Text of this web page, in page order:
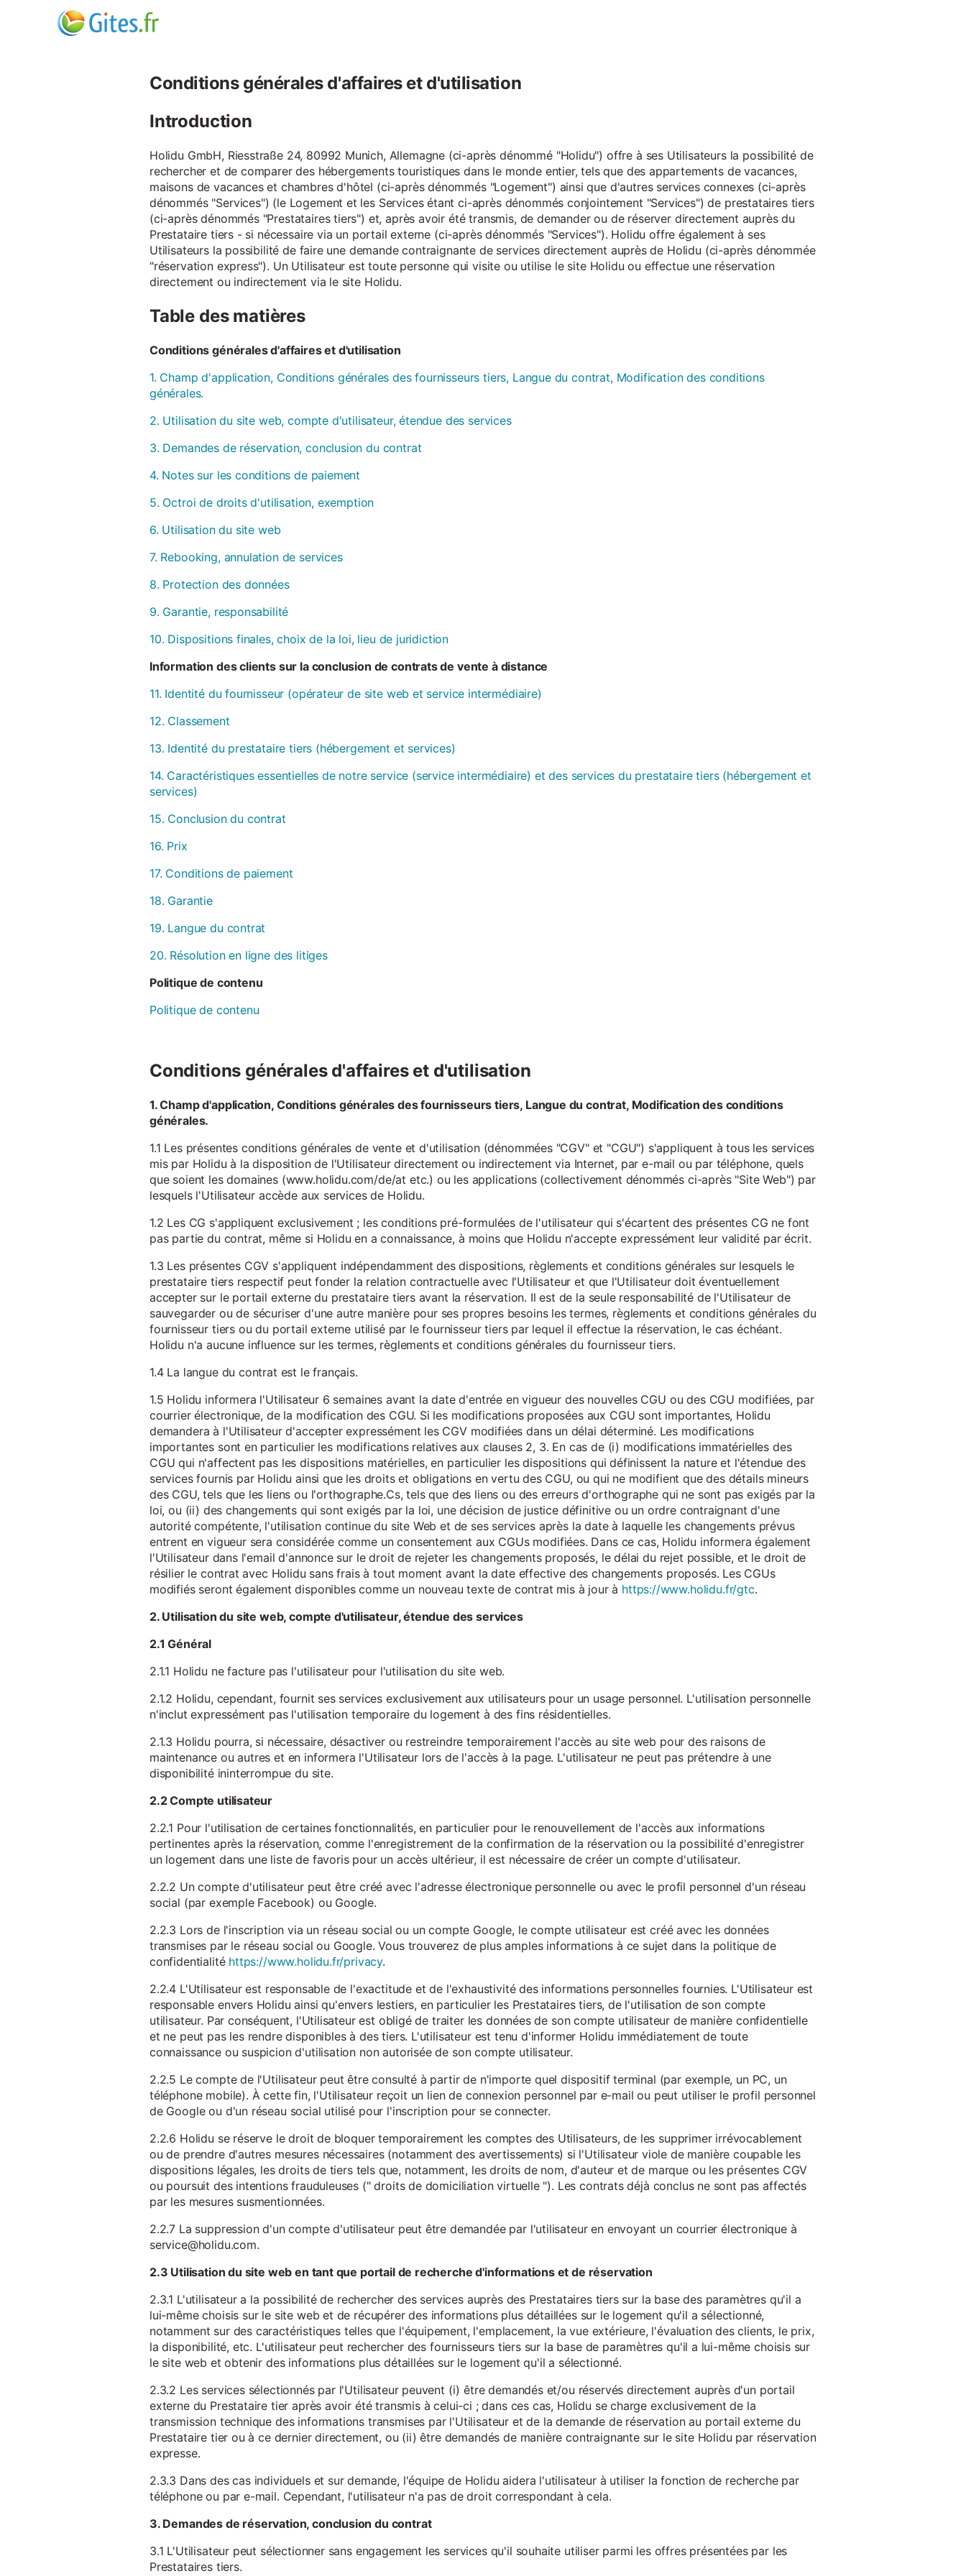
Conditions générales d'affaires et d'utilisation
Introduction
Holidu GmbH, Riesstraße 24, 80992 Munich, Allemagne (ci-après dénommé "Holidu") offre à ses Utilisateurs la possibilité de
rechercher et de comparer des hébergements touristiques dans le monde entier, tels que des appartements de vacances,
maisons de vacances et chambres d'hôtel (ci-après dénommés "Logement") ainsi que d'autres services connexes (ci-après
dénommés "Services") (le Logement et les Services étant ci-après dénommés conjointement "Services") de prestataires tiers
(ci-après dénommés "Prestataires tiers") et, après avoir été transmis, de demander ou de réserver directement auprès du
Prestataire tiers - si nécessaire via un portail externe (ci-après dénommés "Services"). Holidu offre également à ses
Utilisateurs la possibilité de faire une demande contraignante de services directement auprès de Holidu (ci-après dénommée
"réservation express"). Un Utilisateur est toute personne qui visite ou utilise le site Holidu ou effectue une réservation
directement ou indirectement via le site Holidu.
Table des matières
Conditions générales d'affaires et d'utilisation
1. Champ d'application, Conditions générales des fournisseurs tiers, Langue du contrat, Modification des conditions
générales.
2. Utilisation du site web, compte d'utilisateur, étendue des services
3. Demandes de réservation, conclusion du contrat
4. Notes sur les conditions de paiement
5. Octroi de droits d'utilisation, exemption
6. Utilisation du site web
7. Rebooking, annulation de services
8. Protection des données
9. Garantie, responsabilité
10. Dispositions finales, choix de la loi, lieu de juridiction
Information des clients sur la conclusion de contrats de vente à distance
11. Identité du fournisseur (opérateur de site web et service intermédiaire)
12. Classement
13. Identité du prestataire tiers (hébergement et services)
14. Caractéristiques essentielles de notre service (service intermédiaire) et des services du prestataire tiers (hébergement et
services)
15. Conclusion du contrat
16. Prix
17. Conditions de paiement
18. Garantie
19. Langue du contrat
20. Résolution en ligne des litiges
Politique de contenu
Politique de contenu
Conditions générales d'affaires et d'utilisation
1. Champ d'application, Conditions générales des fournisseurs tiers, Langue du contrat, Modification des conditions
générales.
1.1 Les présentes conditions générales de vente et d'utilisation (dénommées "CGV" et "CGU") s'appliquent à tous les services
mis par Holidu à la disposition de l'Utilisateur directement ou indirectement via Internet, par e-mail ou par téléphone, quels
que soient les domaines (www.holidu.com/de/at etc.) ou les applications (collectivement dénommés ci-après "Site Web") par
lesquels l'Utilisateur accède aux services de Holidu.
1.2 Les CG s'appliquent exclusivement ; les conditions pré-formulées de l'utilisateur qui s'écartent des présentes CG ne font
pas partie du contrat, même si Holidu en a connaissance, à moins que Holidu n'accepte expressément leur validité par écrit.
1.3 Les présentes CGV s'appliquent indépendamment des dispositions, règlements et conditions générales sur lesquels le
prestataire tiers respectif peut fonder la relation contractuelle avec l'Utilisateur et que l'Utilisateur doit éventuellement
accepter sur le portail externe du prestataire tiers avant la réservation. Il est de la seule responsabilité de l'Utilisateur de
sauvegarder ou de sécuriser d'une autre manière pour ses propres besoins les termes, règlements et conditions générales du
fournisseur tiers ou du portail externe utilisé par le fournisseur tiers par lequel il effectue la réservation, le cas échéant.
Holidu n'a aucune influence sur les termes, règlements et conditions générales du fournisseur tiers.
1.4 La langue du contrat est le français.
1.5 Holidu informera l'Utilisateur 6 semaines avant la date d'entrée en vigueur des nouvelles CGU ou des CGU modifiées, par
courrier électronique, de la modification des CGU. Si les modifications proposées aux CGU sont importantes, Holidu
demandera à l'Utilisateur d'accepter expressément les CGV modifiées dans un délai déterminé. Les modifications
importantes sont en particulier les modifications relatives aux clauses 2, 3. En cas de (i) modifications immatérielles des
CGU qui n'affectent pas les dispositions matérielles, en particulier les dispositions qui définissent la nature et l'étendue des
services fournis par Holidu ainsi que les droits et obligations en vertu des CGU, ou qui ne modifient que des détails mineurs
des CGU, tels que les liens ou l'orthographe.Cs, tels que des liens ou des erreurs d'orthographe qui ne sont pas exigés par la
loi, ou (ii) des changements qui sont exigés par la loi, une décision de justice définitive ou un ordre contraignant d'une
autorité compétente, l'utilisation continue du site Web et de ses services après la date à laquelle les changements prévus
entrent en vigueur sera considérée comme un consentement aux CGUs modifiées. Dans ce cas, Holidu informera également
l'Utilisateur dans l'email d'annonce sur le droit de rejeter les changements proposés, le délai du rejet possible, et le droit de
résilier le contrat avec Holidu sans frais à tout moment avant la date effective des changements proposés. Les CGUs
modifiés seront également disponibles comme un nouveau texte de contrat mis à jour à https://www.holidu.fr/gtc.
2. Utilisation du site web, compte d'utilisateur, étendue des services
2.1 Général
2.1.1 Holidu ne facture pas l'utilisateur pour l'utilisation du site web.
2.1.2 Holidu, cependant, fournit ses services exclusivement aux utilisateurs pour un usage personnel. L'utilisation personnelle
n'inclut expressément pas l'utilisation temporaire du logement à des fins résidentielles.
2.1.3 Holidu pourra, si nécessaire, désactiver ou restreindre temporairement l'accès au site web pour des raisons de
maintenance ou autres et en informera l'Utilisateur lors de l'accès à la page. L'utilisateur ne peut pas prétendre à une
disponibilité ininterrompue du site.
2.2 Compte utilisateur
2.2.1 Pour l'utilisation de certaines fonctionnalités, en particulier pour le renouvellement de l'accès aux informations
pertinentes après la réservation, comme l'enregistrement de la confirmation de la réservation ou la possibilité d'enregistrer
un logement dans une liste de favoris pour un accès ultérieur, il est nécessaire de créer un compte d'utilisateur.
2.2.2 Un compte d'utilisateur peut être créé avec l'adresse électronique personnelle ou avec le profil personnel d'un réseau
social (par exemple Facebook) ou Google.
2.2.3 Lors de l'inscription via un réseau social ou un compte Google, le compte utilisateur est créé avec les données
transmises par le réseau social ou Google. Vous trouverez de plus amples informations à ce sujet dans la politique de
confidentialité https://www.holidu.fr/privacy.
2.2.4 L'Utilisateur est responsable de l'exactitude et de l'exhaustivité des informations personnelles fournies. L'Utilisateur est
responsable envers Holidu ainsi qu'envers lestiers, en particulier les Prestataires tiers, de l'utilisation de son compte
utilisateur. Par conséquent, l'Utilisateur est obligé de traiter les données de son compte utilisateur de manière confidentielle
et ne peut pas les rendre disponibles à des tiers. L'utilisateur est tenu d'informer Holidu immédiatement de toute
connaissance ou suspicion d'utilisation non autorisée de son compte utilisateur.
2.2.5 Le compte de l'Utilisateur peut être consulté à partir de n'importe quel dispositif terminal (par exemple, un PC, un
téléphone mobile). À cette fin, l'Utilisateur reçoit un lien de connexion personnel par e-mail ou peut utiliser le profil personnel
de Google ou d'un réseau social utilisé pour l'inscription pour se connecter.
2.2.6 Holidu se réserve le droit de bloquer temporairement les comptes des Utilisateurs, de les supprimer irrévocablement
ou de prendre d'autres mesures nécessaires (notamment des avertissements) si l'Utilisateur viole de manière coupable les
dispositions légales, les droits de tiers tels que, notamment, les droits de nom, d'auteur et de marque ou les présentes CGV
ou poursuit des intentions frauduleuses (" droits de domiciliation virtuelle "). Les contrats déjà conclus ne sont pas affectés
par les mesures susmentionnées.
2.2.7 La suppression d'un compte d'utilisateur peut être demandée par l'utilisateur en envoyant un courrier électronique à
service@holidu.com.
2.3 Utilisation du site web en tant que portail de recherche d'informations et de réservation
2.3.1 L'utilisateur a la possibilité de rechercher des services auprès des Prestataires tiers sur la base des paramètres qu'il a
lui-même choisis sur le site web et de récupérer des informations plus détaillées sur le logement qu'il a sélectionné,
notamment sur des caractéristiques telles que l'équipement, l'emplacement, la vue extérieure, l'évaluation des clients, le prix,
la disponibilité, etc. L'utilisateur peut rechercher des fournisseurs tiers sur la base de paramètres qu'il a lui-même choisis sur
le site web et obtenir des informations plus détaillées sur le logement qu'il a sélectionné.
2.3.2 Les services sélectionnés par l'Utilisateur peuvent (i) être demandés et/ou réservés directement auprès d'un portail
externe du Prestataire tier après avoir été transmis à celui-ci ; dans ces cas, Holidu se charge exclusivement de la
transmission technique des informations transmises par l'Utilisateur et de la demande de réservation au portail externe du
Prestataire tier ou à ce dernier directement, ou (ii) être demandés de manière contraignante sur le site Holidu par réservation
expresse.
2.3.3 Dans des cas individuels et sur demande, l'équipe de Holidu aidera l'utilisateur à utiliser la fonction de recherche par
téléphone ou par e-mail. Cependant, l'utilisateur n'a pas de droit correspondant à cela.
3. Demandes de réservation, conclusion du contrat
3.1 L'Utilisateur peut sélectionner sans engagement les services qu'il souhaite utiliser parmi les offres présentées par les
Prestataires tiers.